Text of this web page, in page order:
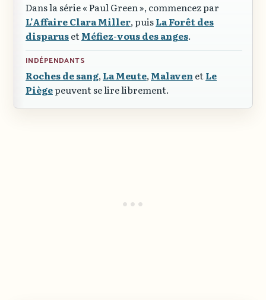
Dans la série« Paul Green », commencez par
L’Affaire Clara Miller, puisLa Forêt des
disparusetMéfiez-vous des anges.
INDÉPENDANTS
Roches de sang,La Meute,Malaven etLe
Piègepeuvent se lire librement.